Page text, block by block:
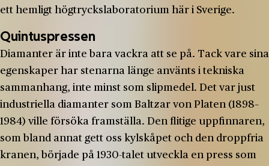
ett hemligt högtryckslaboratorium här i Sverige.
Quintuspressen
Diamanter är inte bara vackra att se på. Tack vare sina
egenskaper har stenarna länge använts i tekniska
sammanhang, inte minst som slipmedel. Det var just
industriella diamanter som Baltzar von Platen (1898–
1984) ville försöka framställa. Den flitige uppfinnaren,
som bland annat gett oss kylskåpet och den droppfria
kranen, började på 1930-talet utveckla en press som